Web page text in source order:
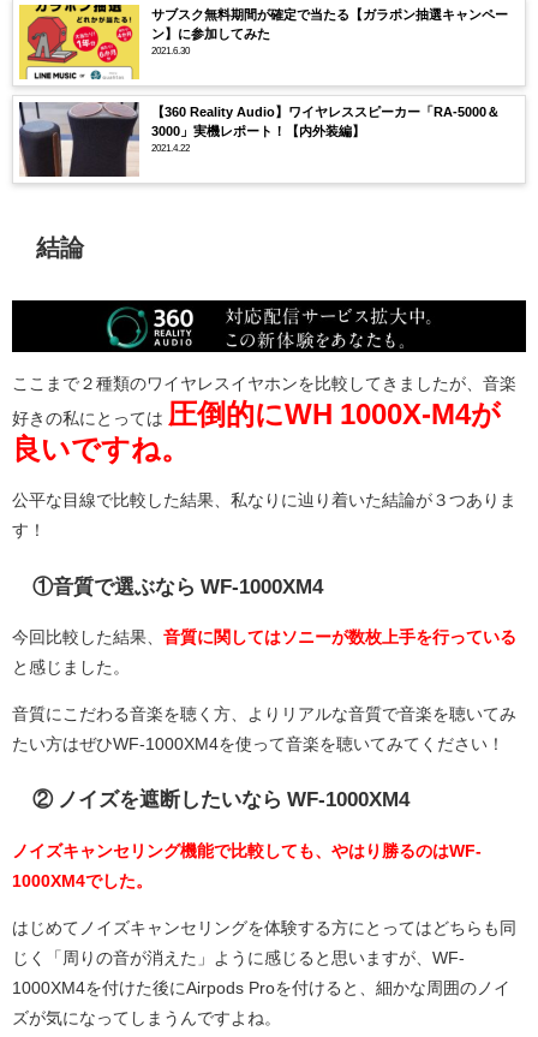
サブスク無料期間が確定で当たる【ガラポン抽選キャンペー
ン】に参加してみた
2021.6.30
【360 Reality Audio】ワイヤレススピーカー「RA-5000＆
3000」実機レポート！【内外装編】
2021.4.22
結論
ここまで２種類のワイヤレスイヤホンを比較してきましたが、音楽
好きの私にとっては 圧倒的にWH 1000X-M4が
良いですね。
公平な目線で比較した結果、私なりに辿り着いた結論が３つありま
す！
①音質で選ぶなら WF-1000XM4
今回比較した結果、 音質に関してはソニーが数枚上手を行っている
と感じました。
音質にこだわる音楽を聴く方、よりリアルな音質で音楽を聴いてみ
たい方はぜひWF-1000XM4を使って音楽を聴いてみてください！
② ノイズを遮断したいなら WF-1000XM4
ノイズキャンセリング機能で比較しても、やはり勝るのはWF-
1000XM4でした。
はじめてノイズキャンセリングを体験する方にとってはどちらも同
じく「周りの音が消えた」ように感じると思いますが、WF-
1000XM4を付けた後にAirpods Proを付けると、細かな周囲のノイ
ズが気になってしまうんですよね。